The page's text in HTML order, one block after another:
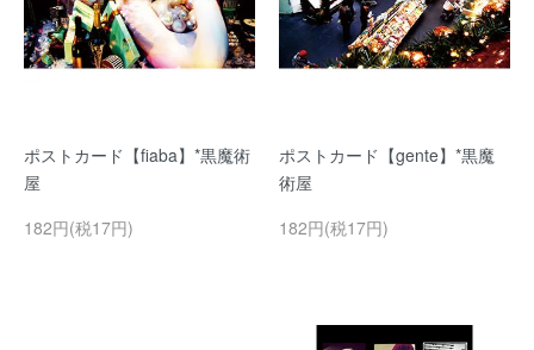
ポストカード【fiaba】*黒魔術
屋
182円(税17円)
ポストカード【gente】*黒魔
術屋
182円(税17円)